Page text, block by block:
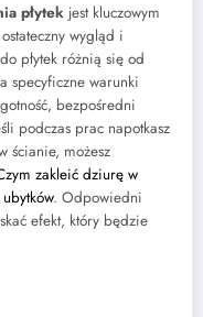
płytek jest kluczowym
wygląd i
płytek różnią się od
specyficzne warunki
bezpośredni
podczas prac napotkasz
ścianie, możesz
zakleić dziurę w
. Odpowiedni
efekt, który będzie